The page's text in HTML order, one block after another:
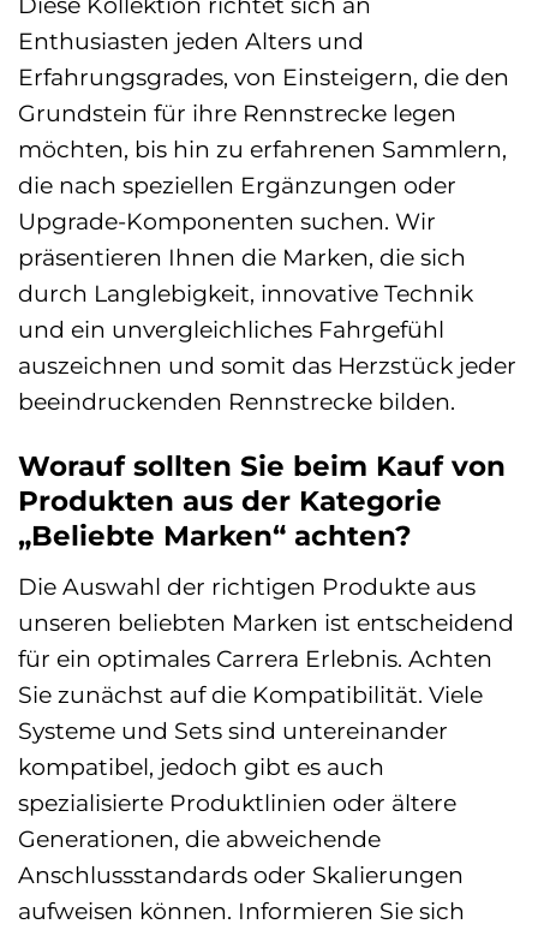
Enthusiasten jeden Alters und
Erfahrungsgrades, von Einsteigern, die den
Grundstein für ihre Rennstrecke legen
möchten, bis hin zu erfahrenen Sammlern,
die nach speziellen Ergänzungen oder
Upgrade-Komponenten suchen. Wir
präsentieren Ihnen die Marken, die sich
durch Langlebigkeit, innovative Technik
und ein unvergleichliches Fahrgefühl
auszeichnen und somit das Herzstück jeder
beeindruckenden Rennstrecke bilden.
Worauf sollten Sie beim Kauf von
Produkten aus der Kategorie
„Beliebte Marken“ achten?
Die Auswahl der richtigen Produkte aus
unseren beliebten Marken ist entscheidend
für ein optimales Carrera Erlebnis. Achten
Sie zunächst auf die Kompatibilität. Viele
Systeme und Sets sind untereinander
kompatibel, jedoch gibt es auch
spezialisierte Produktlinien oder ältere
Generationen, die abweichende
Anschlussstandards oder Skalierungen
aufweisen können. Informieren Sie sich